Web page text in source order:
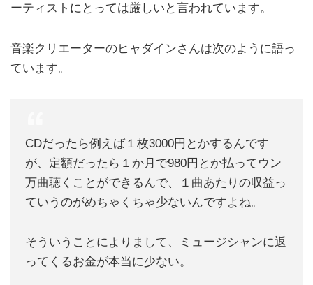
ーティストにとっては厳しいと言われています。
音楽クリエーターのヒャダインさんは次のように語っ
ています。
CDだったら例えば１枚3000円とかするんです
が、定額だったら１か月で980円とか払ってウン
万曲聴くことができるんで、１曲あたりの収益っ
ていうのがめちゃくちゃ少ないんですよね。
そういうことによりまして、ミュージシャンに返
ってくるお金が本当に少ない。